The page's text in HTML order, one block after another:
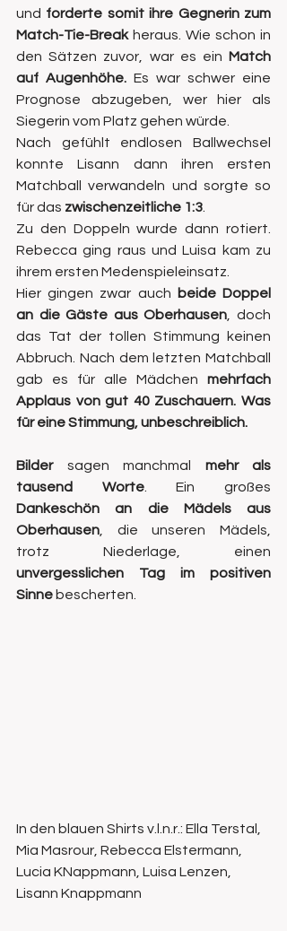
und forderte somit ihre Gegnerin zum
Match-Tie-Break heraus. Wie schon in
den Sätzen zuvor, war es ein Match
auf Augenhöhe. Es war schwer eine
Prognose abzugeben, wer hier als
Siegerin vom Platz gehen würde.
Nach gefühlt endlosen Ballwechsel
konnte Lisann dann ihren ersten
Matchball verwandeln und sorgte so
für das zwischenzeitliche 1:3
Zu den Doppeln wurde dann rotiert.
Rebecca ging raus und Luisa kam zu
ihrem ersten Medenspieleinsatz.
Hier gingen zwar auch
beide Doppel
an die Gäste aus Oberhausen , doch
das Tat der tollen Stimmung keinen
Abbruch. Nach dem letzten Matchball
gab es für alle Mädchen mehrfach
Applaus von gut 40 Zuschauern. Was
für eine Stimmung, unbeschreiblich.
Bilder sagen manchmal mehr als
tausend Worte
Dankeschön an die Mädels aus
Oberhausen , die unseren Mädels,
unvergesslichen Tag im positiven
Sinne bescherten.
In den blauen Shirts v.l.n.r.: Ella Terstal,
Mia Masrour, Rebecca Elstermann,
Lucia KNappmann, Luisa Lenzen,
Lisann Knappmann